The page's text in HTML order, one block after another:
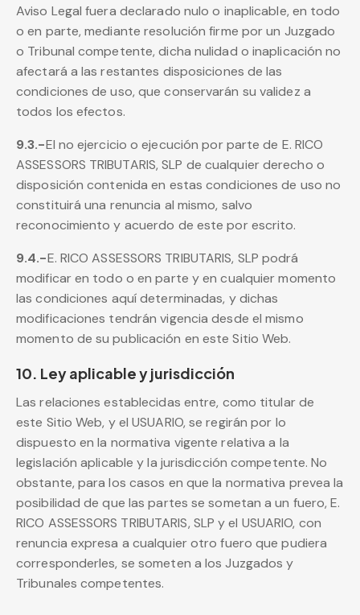
Aviso Legal fuera declarado nulo o inaplicable, en todo
o en parte, mediante resolución firme por un Juzgado
o Tribunal competente, dicha nulidad o inaplicación no
afectará a las restantes disposiciones de las
condiciones de uso, que conservarán su validez a
todos los efectos.
9.3.-El no ejercicio o ejecución por parte de E. RICO
ASSESSORS TRIBUTARIS, SLP de cualquier derecho o
disposición contenida en estas condiciones de uso no
constituirá una renuncia al mismo, salvo
reconocimiento y acuerdo de este por escrito.
9.4.-E. RICO ASSESSORS TRIBUTARIS, SLP podrá
modificar en todo o en parte y en cualquier momento
las condiciones aquí determinadas, y dichas
modificaciones tendrán vigencia desde el mismo
momento de su publicación en este Sitio Web.
10. Ley aplicable y jurisdicción
Las relaciones establecidas entre, como titular de
este Sitio Web, y el USUARIO, se regirán por lo
dispuesto en la normativa vigente relativa a la
legislación aplicable y la jurisdicción competente. No
obstante, para los casos en que la normativa prevea la
posibilidad de que las partes se sometan a un fuero, E.
RICO ASSESSORS TRIBUTARIS, SLP y el USUARIO, con
renuncia expresa a cualquier otro fuero que pudiera
corresponderles, se someten a los Juzgados y
Tribunales competentes.